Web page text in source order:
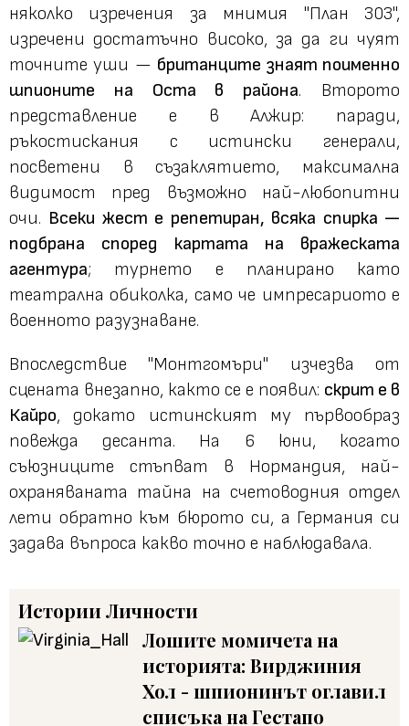
няколко изречения за мнимия "План 303",
изречени достатъчно високо, за да ги чуят
точните уши — британците знаят поименно
шпионите на Оста в района. Второто
представление е в Алжир: паради,
ръкостискания с истински генерали,
посветени в съзаклятието, максимална
видимост пред възможно най-любопитни
очи. Всеки жест е репетиран, всяка спирка —
подбрана според картата на вражеската
агентура; турнето е планирано като
театрална обиколка, само че импресариото е
военното разузнаване.
Впоследствие "Монтгомъри" изчезва от
сцената внезапно, както се е появил: скрит е в
Кайро, докато истинският му първообраз
повежда десанта. На 6 юни, когато
съюзниците стъпват в Нормандия, най-
охраняваната тайна на счетоводния отдел
лети обратно към бюрото си, а Германия си
задава въпроса какво точно е наблюдавала.
ИсторииЛичности
Лошите момичета на
историята: Вирджиния
Хол - шпионинът оглавил
списъка на Гестапо